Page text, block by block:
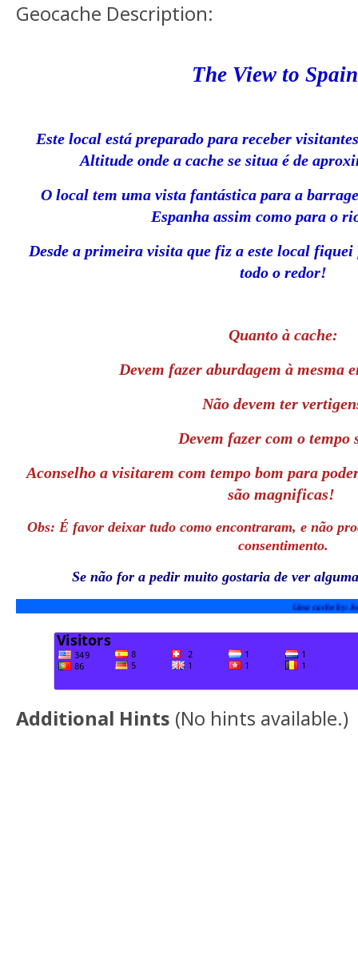
Geocache Description:
The View to
Este local está preparado para receber
Altitude onde a cache se situa é de
O local tem uma vista fantástica para a
Espanha assim como para o
Desde a primeira visita que fiz a este local fiquei
todo o redor!
Quanto à cache:
Devem fazer aburdagem à mesma
Não devem ter
Devem fazer com o tempo
Aconselho a visitarem com tempo bom para
são magnificas!
Obs: É favor deixar tudo como encontraram, e não
consentimento.
Se não for a pedir muito gostaria de ver
Uma cache
Additional Hints (No hints available.)